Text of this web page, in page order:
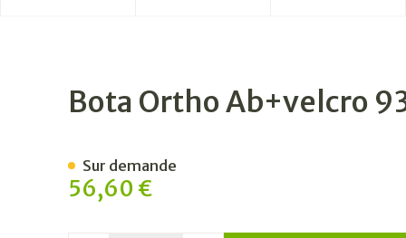
N2 22600057
Bota Ortho Ab+velcro
56,60 €
Sur demande